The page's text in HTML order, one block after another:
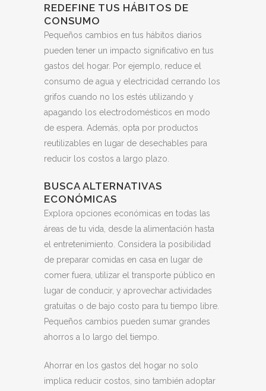
REDEFINE TUS HÁBITOS DE
CONSUMO
Pequeños cambios en tus hábitos diarios
pueden tener un impacto significativo en tus
gastos del hogar. Por ejemplo, reduce el
consumo de agua y electricidad cerrando los
grifos cuando no los estés utilizando y
apagando los electrodomésticos en modo
de espera. Además, opta por productos
reutilizables en lugar de desechables para
reducir los costos a largo plazo.
BUSCA ALTERNATIVAS
ECONÓMICAS
Explora opciones económicas en todas las
áreas de tu vida, desde la alimentación hasta
el entretenimiento. Considera la posibilidad
de preparar comidas en casa en lugar de
comer fuera, utilizar el transporte público en
lugar de conducir, y aprovechar actividades
gratuitas o de bajo costo para tu tiempo libre.
Pequeños cambios pueden sumar grandes
ahorros a lo largo del tiempo.
Ahorrar en los gastos del hogar no solo
implica reducir costos, sino también adoptar